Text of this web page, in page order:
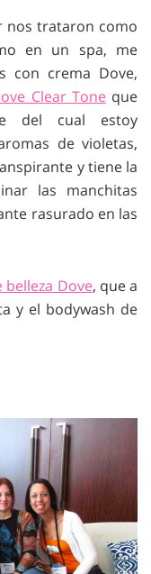
nos trataron como
en un spa, me
con crema Dove,
Clear Tone que
del cual estoy
de violetas,
y tiene la
las manchitas
rasurado en las
belleza Dove, que a
y el bodywash de